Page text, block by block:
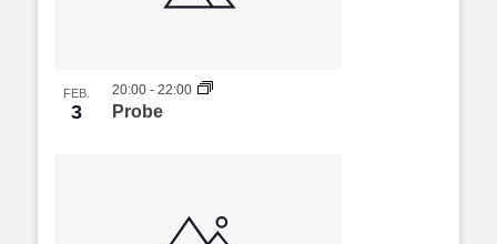
FEB.
3 Probe
20:00-22:00